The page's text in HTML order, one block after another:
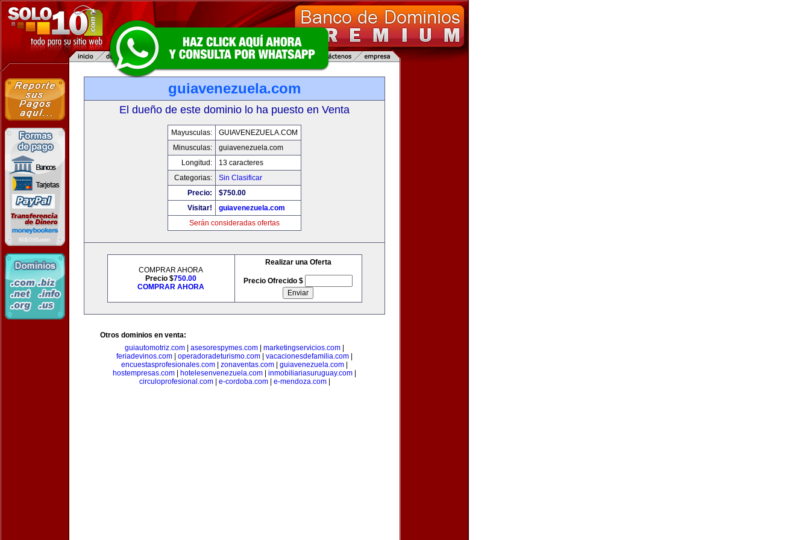
guiavenezuela.com
El dueño de este dominio lo ha puesto en Venta
Mayusculas:
GUIAVENEZUELA.COM
Minusculas:
guiavenezuela.com
Longitud:
13 caracteres
Categorias:
Sin Clasificar
Precio:
$750.00
Visitar!
guiavenezuela.com
Serán consideradas ofertas
COMPRAR AHORA
Precio $750.00
COMPRAR AHORA
Realizar una Oferta
Precio Ofrecido $
Otros dominios en venta:
guiautomotriz.com
asesorespymes.com marketingservicios.com
feriadevinos.com
operadoradeturismo.com vacacionesdefamilia.com
encuestasprofesionales.com
zonaventas.com guiavenezuela.com
hostempresas.com
hotelesenvenezuela.com inmobiliariasuruguay.com
circuloprofesional.com| e-cordoba.com| e-mendoza.com|